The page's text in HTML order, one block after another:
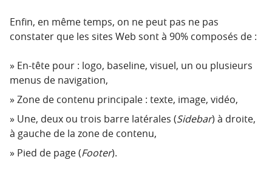
Enfin, en même temps, on ne peut pas ne pas
constater que les sites Web sont à 90% composés de :
En-tête pour : logo, baseline, visuel, un ou plusieurs
menus de navigation,
Zone de contenu principale : texte, image, vidéo,
Une, deux ou trois barre latérales (Sidebar) à droite,
à gauche de la zone de contenu,
Pied de page (Footer).